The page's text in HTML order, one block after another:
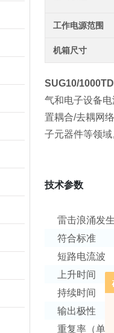
工作电源范围
机箱尺寸
SUG10/
气和电子设备
置耦合/去耦网
子元器件等领域
技术参数
雷击浪涌发
符合标准
短路电流波
上升时间
持续时间
输出极性
重复率（单